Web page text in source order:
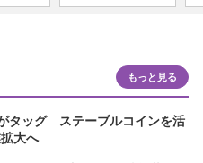
もっと見る
タッグ ステーブルコインを活
大へ